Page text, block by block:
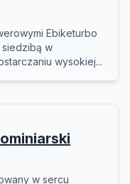
Ebiketurbo
w
wysokiej...
w sercu